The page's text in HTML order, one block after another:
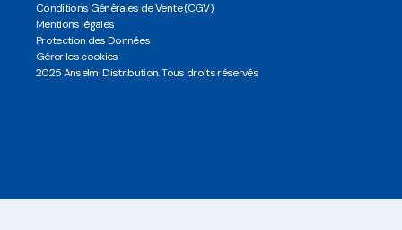
Conditions Générales de Vente (CGV)
Mentions légales
Protection des Données
Gérer les cookies
2025 Anselmi Distribution. Tous droits réservés